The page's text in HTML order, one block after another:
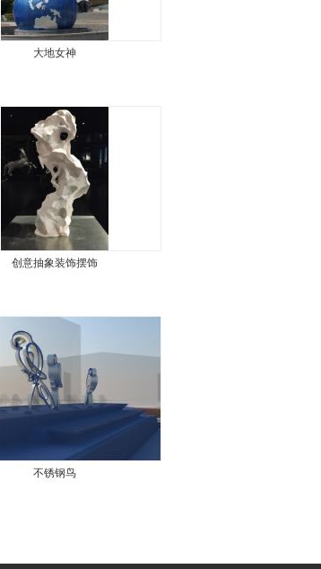
大地女神
创意抽象装饰摆饰
不锈钢鸟